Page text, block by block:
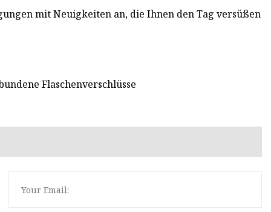
mit Neuigkeiten an, die Ihnen den Tag versüßen
Flaschenverschlüsse